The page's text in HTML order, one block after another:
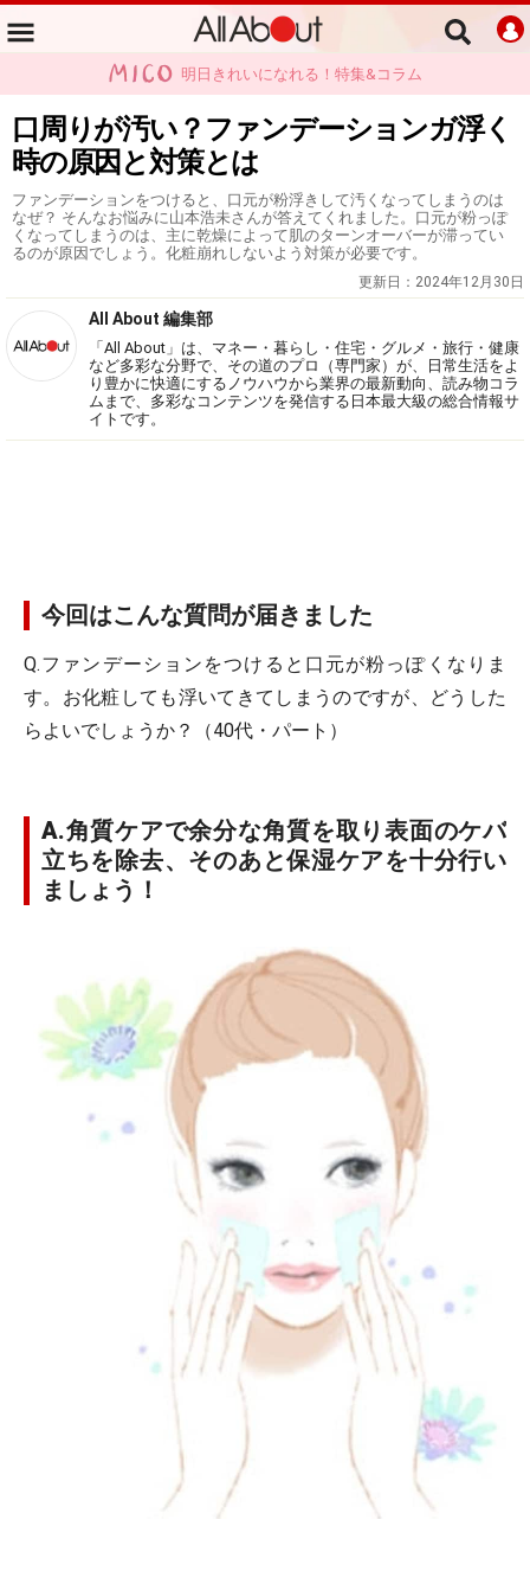
明日きれいになれる！特集&コラム
口周りが汚い？ファンデーションガ浮く
時の原因と対策とは
ファンデーションをつけると、口元が粉浮きして汚くなってしまうのは
なぜ？ そんなお悩みに山本浩未さんが答えてくれました。口元が粉っぽ
くなってしまうのは、主に乾燥によって肌のターンオーバーが滞ってい
るのが原因でしょう。化粧崩れしないよう対策が必要です。
更新日： 2024年12月30日
All About 編集部
「All About」は、マネー・暮らし・住宅・グルメ・旅行・健康
など多彩な分野で、その道のプロ（専門家）が、日常生活をよ
り豊かに快適にするノウハウから業界の最新動向、読み物コラ
ムまで、多彩なコンテンツを発信する日本最大級の総合情報サ
イトです。
今回はこんな質問が届きました
Q.ファンデーションをつけると口元が粉っぽくなりま
す。お化粧しても浮いてきてしまうのですが、どうした
らよいでしょうか？（40代・パート）
A.角質ケアで余分な角質を取り表面のケバ
立ちを除去、そのあと保湿ケアを十分行い
ましょう！